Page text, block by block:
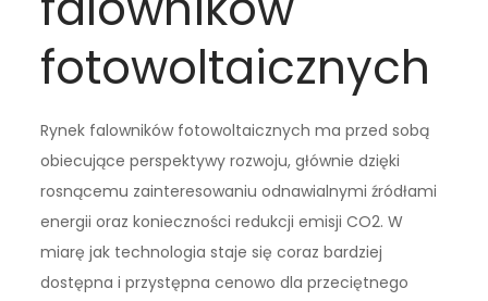
fotowoltaicznych
Rynek falowników fotowoltaicznych ma przed sobą
obiecujące perspektywy rozwoju, głównie dzięki
rosnącemu zainteresowaniu odnawialnymi źródłami
energii oraz konieczności redukcji emisji CO2. W
miarę jak technologia staje się coraz bardziej
dostępna i przystępna cenowo dla przeciętnego